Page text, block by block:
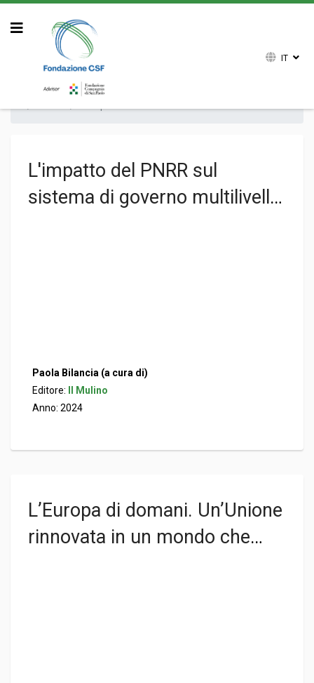
IT
Sei qui:Home Attività
L'impatto del PNRR sul
sistema di governo multilivello
Paola Bilancia (a cura di)
Editore:
Il Mulino
Anno: 2024
L’Europa di domani. Un’Unione
rinnovata in un mondo che